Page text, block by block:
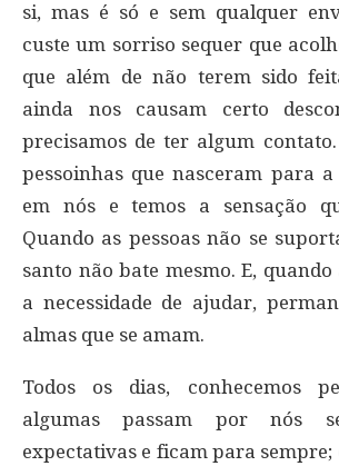
si, mas é só e sem qualquer
custe um sorriso sequer que
que além de não terem sido
ainda nos causam certo
precisamos de ter algum
pessoinhas que nasceram para
em nós e temos a sensação
Quando as pessoas não se
santo não bate mesmo. E, quando
a necessidade de ajudar,
almas que se amam.
Todos os dias, conhecemos
algumas passam por nós
expectativas e ficam para sempre;